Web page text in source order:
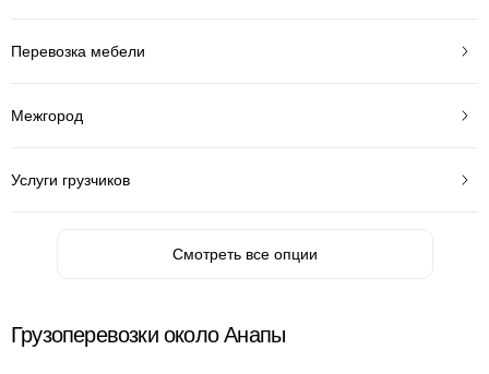
Перевозка мебели
Межгород
Услуги грузчиков
Смотреть все опции
Грузоперевозки около Анапы